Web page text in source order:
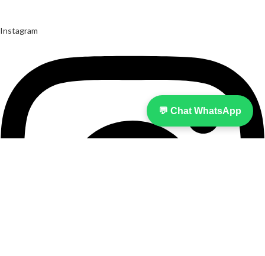
💬 Chat WhatsApp
Instagram